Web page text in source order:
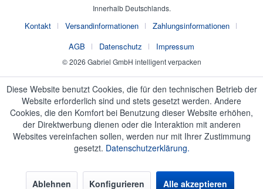
Innerhalb Deutschlands.
Kontakt Versandinformationen
Zahlungsinformationen
AGB
Datenschutz Impressum
© 2026 Gabriel GmbH intelligent verpacken
Diese Website benutzt Cookies, die für den technischen Betrieb der
Website erforderlich sind und stets gesetzt werden. Andere
Cookies, die den Komfort bei Benutzung dieser Website erhöhen,
der Direktwerbung dienen oder die Interaktion mit anderen
Websites vereinfachen sollen, werden nur mit Ihrer Zustimmung
gesetzt. Datenschutzerklärung.
Ablehnen Konfigurieren Alle akzeptieren